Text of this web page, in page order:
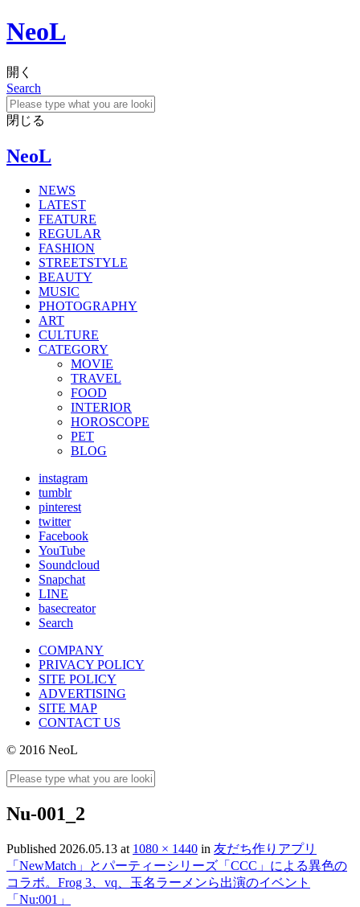
NeoL
開く
Search
閉じる
NeoL
NEWS
LATEST
FEATURE
REGULAR
FASHION
STREETSTYLE
BEAUTY
MUSIC
PHOTOGRAPHY
ART
CULTURE
CATEGORY
MOVIE
TRAVEL
FOOD
INTERIOR
HOROSCOPE
PET
BLOG
instagram
tumblr
pinterest
twitter
Facebook
YouTube
Soundcloud
Snapchat
LINE
basecreator
Search
COMPANY
PRIVACY POLICY
SITE POLICY
ADVERTISING
SITE MAP
CONTACT US
© 2016 NeoL
Nu-001_2
Published 2026.05.13 at 1080 × 1440 in 友だち作りアプリ
「NewMatch」とパーティーシリーズ「CCC」による異色の
コラボ。Frog 3、vq、玉名ラーメンら出演のイベント
「Nu:001」